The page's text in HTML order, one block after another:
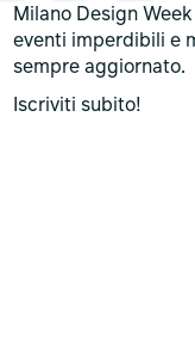
Milano Design
eventi imperdibili e
sempre aggiornato.
Iscriviti subito!